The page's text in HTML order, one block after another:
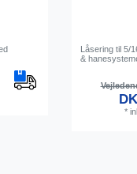
Låsering til
&
*